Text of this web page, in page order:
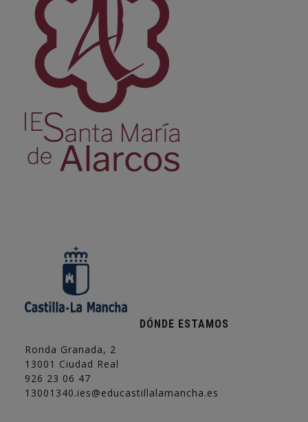
DÓNDE ESTAMOS
Ronda Granada, 2
13001 Ciudad Real
926 23 06 47
13001340.ies@educastillalamancha.es